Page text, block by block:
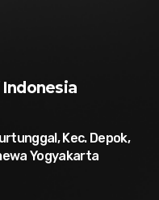
Indonesia​
Kec. Depok,
Yogyakarta